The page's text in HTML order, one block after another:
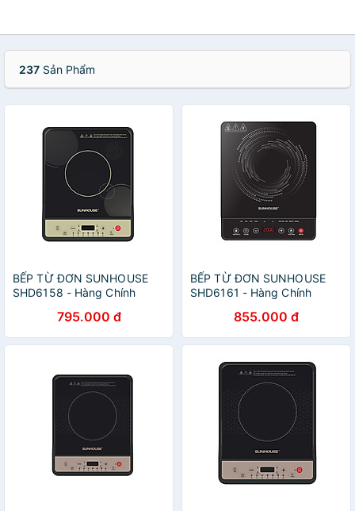
237 Sản Phẩm
BẾP TỪ ĐƠN SUNHOUSE
SHD6158 - Hàng Chính
795.000 đ
BẾP TỪ ĐƠN SUNHOUSE
SHD6161 - Hàng Chính
855.000 đ